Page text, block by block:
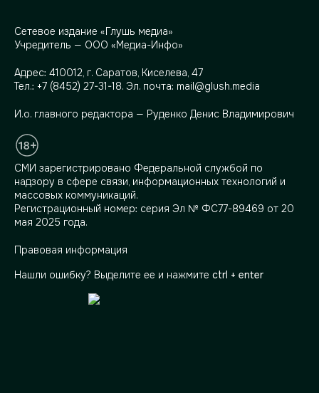
Сетевое издание «Глушь медиа»
Учредитель — ООО «Медиа-Инфо»
Адрес: 410012, г. Саратов, Киселева, 47
Тел.: +7 (8452) 27-31-18. Эл. почта: mail@glush.media
И.о. главного редактора — Руденко Денис Владимирович
СМИ зарегистрировано Федеральной службой по
надзору в сфере связи, информационных технологий и
массовых коммуникаций.
Регистрационный номер: серия Эл № ФС77-89469 от 20
мая 2025 года.
Правовая информация
Нашли ошибку? Выделите ее и нажмите ctrl + enter